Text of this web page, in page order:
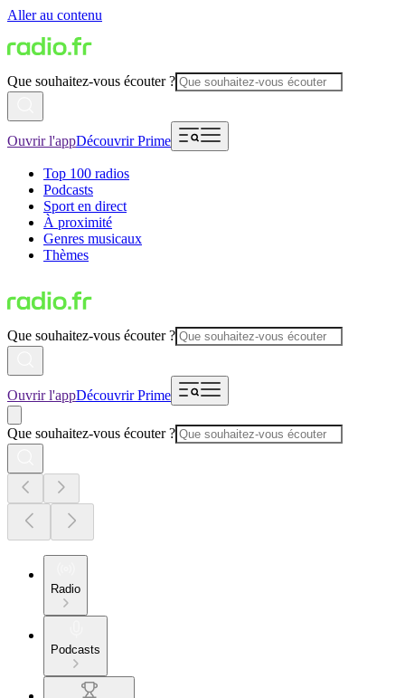
Aller au contenu
Que souhaitez-vous écouter ?
Ouvrir l'appDécouvrir Prime
Top 100 radios
Podcasts
Sport en direct
À proximité
Genres musicaux
Thèmes
Que souhaitez-vous écouter ?
Ouvrir l'appDécouvrir Prime
Que souhaitez-vous écouter ?
Radio
Podcasts